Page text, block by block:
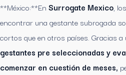
**México:**En Surrogate Mexico ,
encontrar una gestante subrogada
cortos que en otros países. Gracias a
gestantes pre seleccionadas y
comenzar en cuestión de meses,